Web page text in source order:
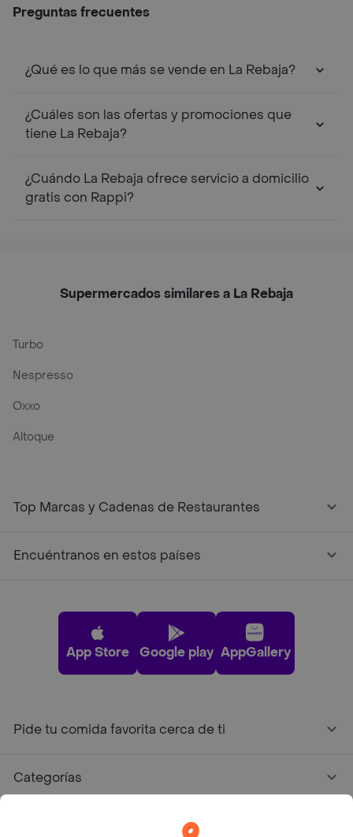
Preguntas frecuentes
¿Qué es lo que más se vende en La Rebaja?
¿Cuáles son las ofertas y promociones que
tiene La Rebaja?
¿Cuándo La Rebaja ofrece servicio a domicilio
gratis con Rappi?
Supermercados similares a La Rebaja
Turbo
Nespresso
Oxxo
Altoque
Top Marcas y Cadenas de Restaurantes
Encuéntranos en estos países
App Store Google play AppGallery
Pide tu comida favorita cerca de ti
Categorías